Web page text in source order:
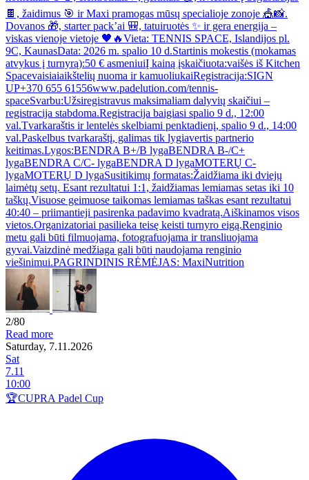
🍫, žaidimus 🎯 ir Maxi pramogas mūsų specialioje zonoje 🎪📸.
Dovanos 🎁, starter pack’ai 🎒, tatuiruotės ✨ ir gera energija –
viskas vienoje vietoje 🖤🔥Vieta: TENNIS SPACE, Islandijos pl.
9C, KaunasData: 2026 m. spalio 10 d.Startinis mokestis (mokamas
atvykus į turnyrą):50 € asmeniuiĮ kainą įskaičiuota:vaišės iš Kitchen
Spacevaisiaiaikštelių nuoma ir kamuoliukaiRegistracija:SIGN
UP+370 655 61556www.padelution.com/tennis-
spaceSvarbu:Užsiregistravus maksimaliam dalyvių skaičiui –
registracija stabdoma.Registracija baigiasi spalio 9 d., 12:00
val.Tvarkaraštis ir lentelės skelbiami penktadienį, spalio 9 d., 14:00
val.Paskelbus tvarkaraštį, galimas tik lygiavertis partnerio
keitimas.Lygos:BENDRA B+/B lygaBENDRA B-/C+
lygaBENDRA C/C- lygaBENDRA D lygaMOTERŲ C-
lygaMOTERŲ D lygaSusitikimų formatas:Žaidžiama iki dviejų
laimėtų setų. Esant rezultatui 1:1, žaidžiamas lemiamas setas iki 10
taškų.Visuose geimuose taikomas lemiamas taškas esant rezultatui
40:40 – priimantieji pasirenka padavimo kvadratą.Aiškinamos visos
vietos.Organizatoriai pasilieka teisę keisti turnyro eigą.Renginio
metu gali būti filmuojama, fotografuojama ir transliuojama
gyvai.Vaizdinė medžiaga gali būti naudojama renginio
viešinimui.PAGRINDINIS RĖMĖJAS: MaxiNutrition
2/80
Read more
Saturday, 7.11.2026
Sat
7.11
10:00
🏆CUPRA Padel Cup